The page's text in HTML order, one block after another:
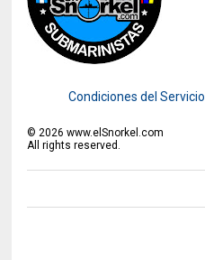
Condiciones del Servicio
© 2026 www.elSnorkel.com
All rights reserved.